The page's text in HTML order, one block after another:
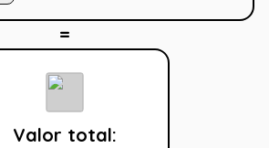
Valor total: